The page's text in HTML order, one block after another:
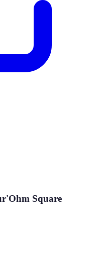
Square